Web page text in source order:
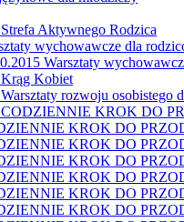
Aktywnego Rodzica
wychowawcze dla
Warsztaty
Kobiet
rozwoju osobistego
CODZIENNIE KROK DO
KROK DO
KROK DO
KROK DO
KROK DO
KROK DO
KROK DO